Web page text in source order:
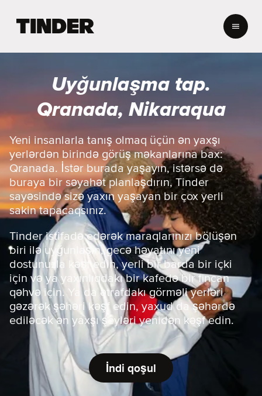
r
o
e
Uyğunlaşma tap.
Qranada, Nikaraqua
Yeni insanlarla tanış olmaq üçün ən yaxşı
yerlərdən birində görüş məkanlarına bax:
Qranada. İstər burada yaşayın, istərsə də
buraya bir səyahət planlaşdırın, Tinder
sayəsində sizə yaxın yaşayan bir çox yerli
sakin tapacaqsınız.
Tinder istifadə edərək maraqlarınızı bölüşən
biri ilə uyğunlaşın, gecə həyatını yeni
dostunuzla kəşf edin, yerli bir barda bir içki
için və ya yaxınlıqdakı bir kafedə bir fincan
qəhvə için. Ya da ətrafdakı görməli yerləri
gəzərək şəhəri kəşf edin, yaxud da şəhərdə
ediləcək ən yaxşı şeyləri yenidən kəşf edin.
İndi qoşul